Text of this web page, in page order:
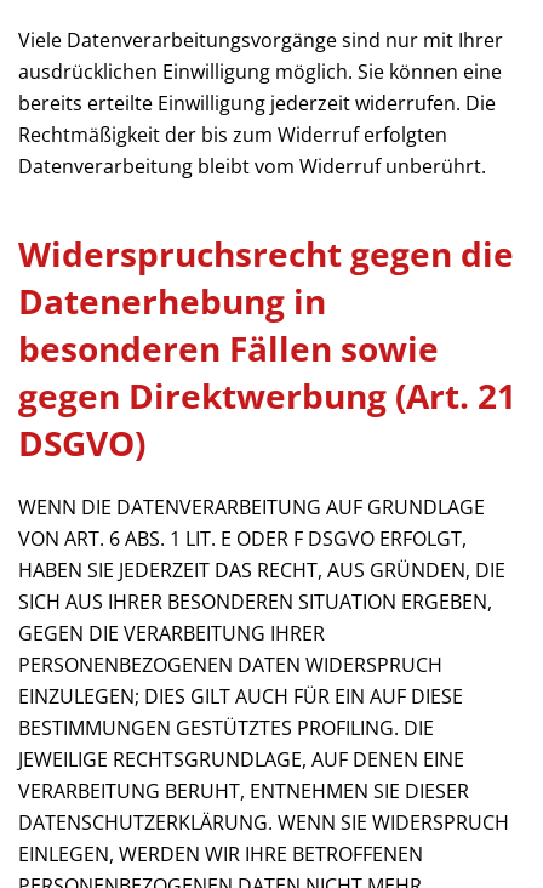
Viele Datenverarbeitungsvorgänge sind nur mit Ihrer
ausdrücklichen Einwilligung möglich. Sie können eine
bereits erteilte Einwilligung jederzeit widerrufen. Die
Rechtmäßigkeit der bis zum Widerruf erfolgten
Datenverarbeitung bleibt vom Widerruf unberührt.
Widerspruchsrecht gegen die
Datenerhebung in
besonderen Fällen sowie
gegen Direktwerbung (Art. 21
DSGVO)
WENN DIE DATENVERARBEITUNG AUF GRUNDLAGE
VON ART. 6 ABS. 1 LIT. E ODER F DSGVO ERFOLGT,
HABEN SIE JEDERZEIT DAS RECHT, AUS GRÜNDEN, DIE
SICH AUS IHRER BESONDEREN SITUATION ERGEBEN,
GEGEN DIE VERARBEITUNG IHRER
PERSONENBEZOGENEN DATEN WIDERSPRUCH
EINZULEGEN; DIES GILT AUCH FÜR EIN AUF DIESE
BESTIMMUNGEN GESTÜTZTES PROFILING. DIE
JEWEILIGE RECHTSGRUNDLAGE, AUF DENEN EINE
VERARBEITUNG BERUHT, ENTNEHMEN SIE DIESER
DATENSCHUTZERKLÄRUNG. WENN SIE WIDERSPRUCH
EINLEGEN, WERDEN WIR IHRE BETROFFENEN